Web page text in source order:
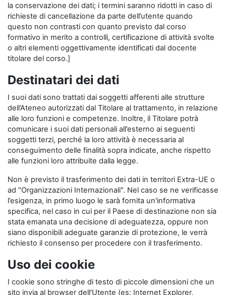
la conservazione dei dati; i termini saranno ridotti in caso di
richieste di cancellazione da parte dell’utente quando
questo non contrasti con quanto previsto dal corso
formativo in merito a controlli, certificazione di attività svolte
o altri elementi oggettivamente identificati dal docente
titolare del corso.]
Destinatari dei dati
I suoi dati sono trattati dai soggetti afferenti alle strutture
dell’Ateneo autorizzati dal Titolare al trattamento, in relazione
alle loro funzioni e competenze. Inoltre, il Titolare potrà
comunicare i suoi dati personali all’esterno ai seguenti
soggetti terzi, perché la loro attività è necessaria al
conseguimento delle finalità sopra indicate, anche rispetto
alle funzioni loro attribuite dalla legge.
Non è previsto il trasferimento dei dati in territori Extra-UE o
ad "Organizzazioni Internazionali". Nel caso se ne verificasse
l’esigenza, in primo luogo le sarà fornita un'informativa
specifica, nel caso in cui per il Paese di destinazione non sia
stata emanata una decisione di adeguatezza, oppure non
siano disponibili adeguate garanzie di protezione, le verrà
richiesto il consenso per procedere con il trasferimento.
Uso dei cookie
I cookie sono stringhe di testo di piccole dimensioni che un
sito invia al browser dell'Utente (es: Internet Explorer,